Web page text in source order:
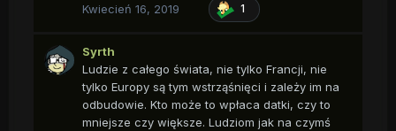
Kwiecień 16, 2019
1
Syrth
Ludzie z całego świata, nie tylko Francji, nie
tylko Europy są tym wstrząśnięci i zależy im na
odbudowie. Kto może to wpłaca datki, czy to
mniejsze czy większe. Ludziom jak na czymś